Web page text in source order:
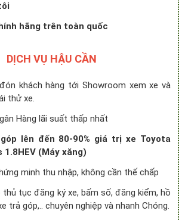
hãng trên toàn quốc
DỊCH VỤ HẬU CẦN
khách hàng tới Showroom xem xe và
thử xe.
Hàng lãi suất thấp nhất
lên đến 80-90% giá trị xe Toyota
1.8HEV (Máy xăng)
minh thu nhập, không cần thế chấp
tục đăng ký xe, bấm số, đăng kiểm, hồ
trả góp,.. chuyên nghiệp và nhanh Chóng.